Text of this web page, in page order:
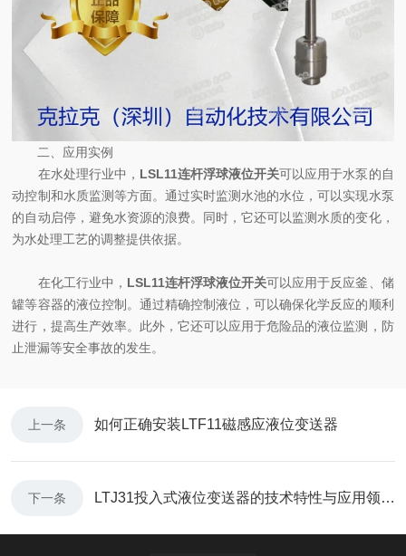
二、应用实例
在水处理行业中， LSL11连杆浮球液位开关可以应用于水泵的自
动控制和水质监测等方面。通过实时监测水池的水位，可以实现水泵
的自动启停，避免水资源的浪费。同时，它还可以监测水质的变化，
为水处理工艺的调整提供依据。
在化工行业中， LSL11连杆浮球液位开关可以应用于反应釜、储
罐等容器的液位控制。通过精确控制液位，可以确保化学反应的顺利
进行，提高生产效率。此外，它还可以应用于危险品的液位监测，防
止泄漏等安全事故的发生。
上一条 如何正确安装LTF11磁感应液位变送器
下一条 LTJ31投入式液位变送器的技术特性与应用领域说明